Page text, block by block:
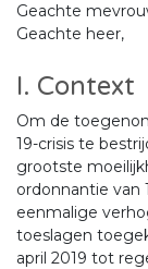
Geachte
Geachte heer,
I. Context
Om de
19-crisis te
grootste
ordonnantie van
eenmalige
toeslagen
april 2019 tot